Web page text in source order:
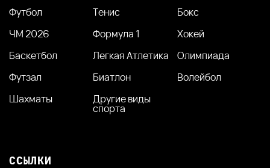
Футбол Тенис
Бокс
ЧМ 2026
Формула 1
Хокей
Баскетбол
Легкая Атлетика
Олимпиада
Футзал
Биатлон
Волейбол
Шахматы
Другие виды
спорта
ССЫЛКИ